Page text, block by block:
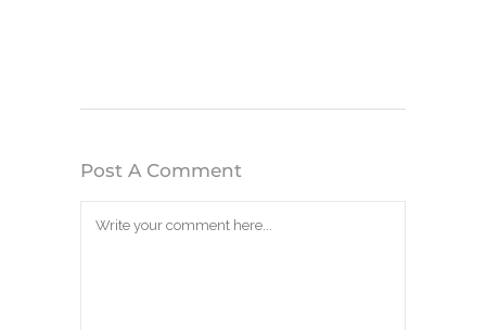
Post A Comment